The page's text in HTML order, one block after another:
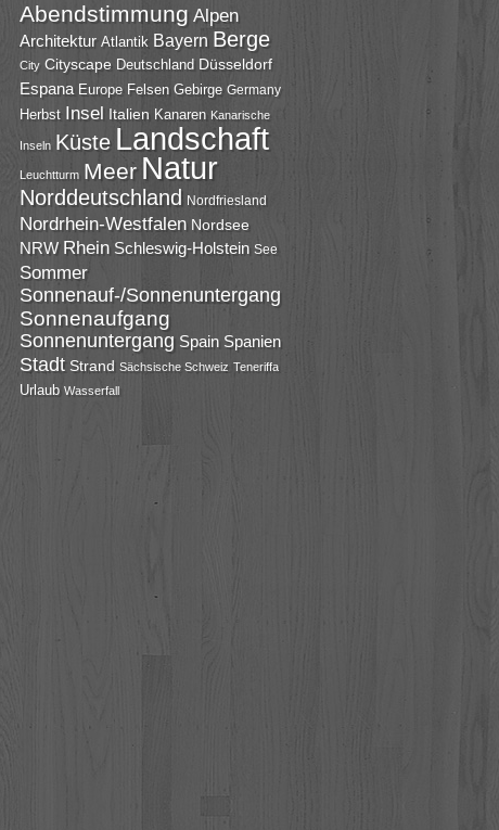
Abendstimmung Alpen
Architektur Atlantik Bayern Berge
City Cityscape Deutschland Düsseldorf
Espana Europe Felsen Gebirge Germany
Herbst Insel Italien Kanaren Kanarische
Inseln Küste Landschaft
Leuchtturm Meer Natur
Norddeutschland Nordfriesland
Nordrhein-Westfalen Nordsee
NRW Rhein Schleswig-Holstein See
Sommer
Sonnenauf-/Sonnenuntergang
Sonnenaufgang
Sonnenuntergang Spain Spanien
Stadt Strand Sächsische Schweiz Teneriffa
Urlaub Wasserfall